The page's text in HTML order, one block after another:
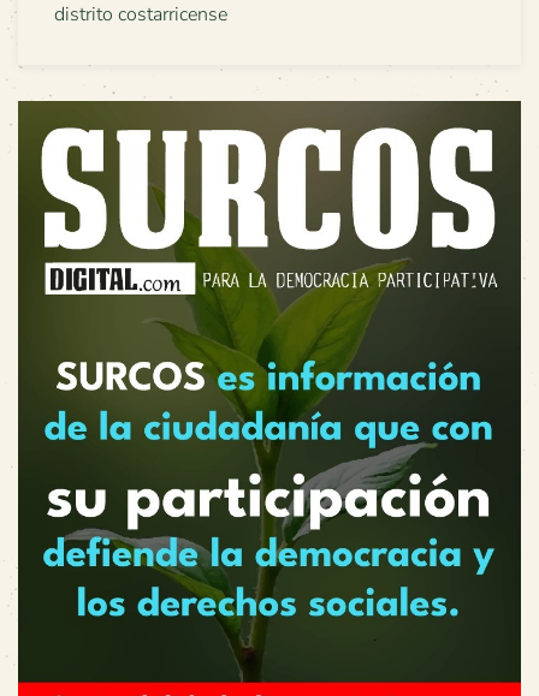
distrito costarricense